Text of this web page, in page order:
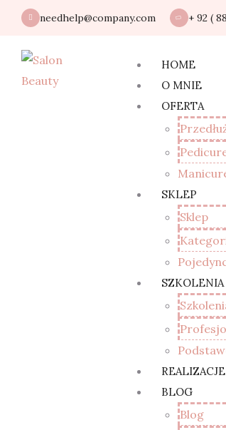
needhelp@company.com + 92 (
HOME
O MNIE
OFERTA
SKLEP
Sklep
SZKOLENIA
REALIZACJE
BLOG
Blog